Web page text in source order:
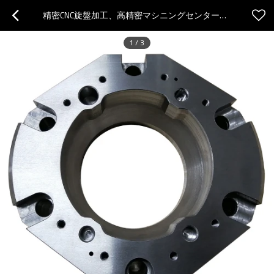
精密CNC旋盤加工、高精密マシニングセンターカスタム加工、浸炭焼入れ部品
1 / 3